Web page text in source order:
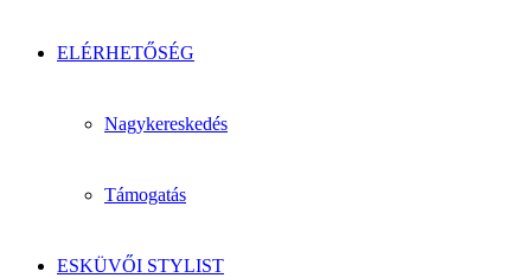
ELÉRHETŐSÉG
Nagykereskedés
Támogatás
ESKÜVŐI STYLIST